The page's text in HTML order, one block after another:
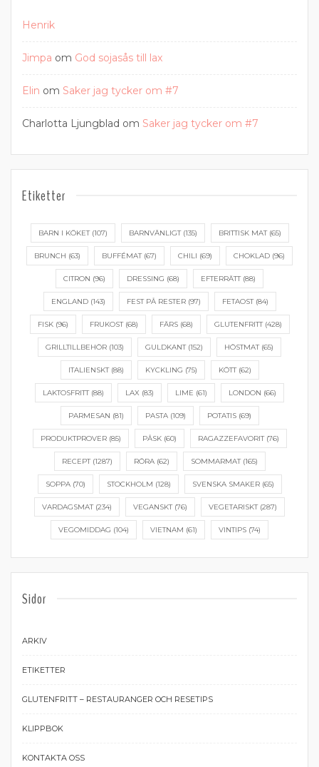
Henrik
Jimpa om God sojasås till lax
Elin om Saker jag tycker om #7
Charlotta Ljungblad om Saker jag tycker om #7
Etiketter
BARN I KÖKET(107) BARNVÄNLIGT(135) BRITTISK MAT(65)
BRUNCH (63) BUFFÉMAT(67) CHILI (69) CHOKLAD (96)
CITRON (96) DRESSING (68) EFTERRÄTT(88)
ENGLAND(143) FEST PÅ RESTER(97) FETAOST(84)
FISK(96) FRUKOST(68) FÄRS(68) GLUTENFRITT(428)
GRILLTILLBEHÖR (103) GULDKANT(152) HÖSTMAT(65)
ITALIENSKT(88) KYCKLING (75) KÖTT(62)
LAKTOSFRITT(88) LAX (83) LIME (61) LONDON (66)
PARMESAN (81) PASTA(109) POTATIS(69)
PRODUKTPROVER(85) PÅSK(60) RAGAZZEFAVORIT(76)
RECEPT(1287) RÖRA(62) SOMMARMAT(165)
SOPPA(70) STOCKHOLM (128) SVENSKA SMAKER(65)
VARDAGSMAT(234) VEGANSKT(76) VEGETARISKT(287)
VEGOMIDDAG (104) VIETNAM (61) VINTIPS (74)
Sidor
ARKIV
ETIKETTER
GLUTENFRITT – RESTAURANGER OCH RESETIPS
KLIPPBOK
KONTAKTA OSS